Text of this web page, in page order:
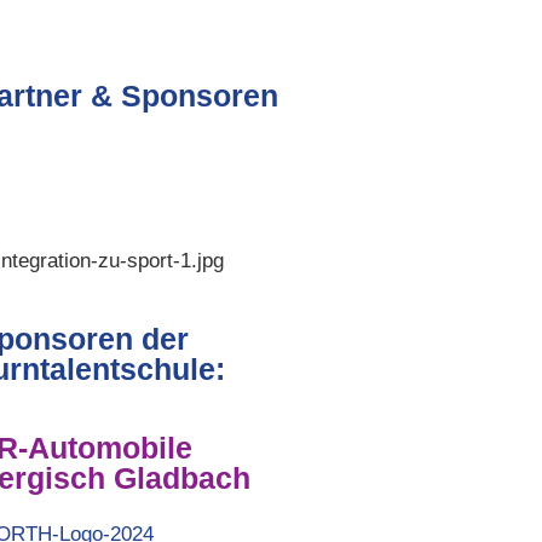
& Sponsoren
der
Automobile
Gladbach